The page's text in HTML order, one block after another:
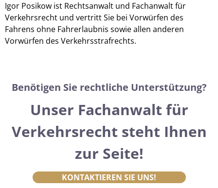
Igor Posikow ist Rechtsanwalt und Fachanwalt für
Verkehrsrecht und vertritt Sie bei Vorwürfen des
Fahrens ohne Fahrerlaubnis sowie allen anderen
Vorwürfen des Verkehrsstrafrechts.
Benötigen Sie rechtliche Unterstützung?
Unser Fachanwalt für
Verkehrsrecht steht Ihnen
zur Seite!
KONTAKTIEREN SIE UNS!